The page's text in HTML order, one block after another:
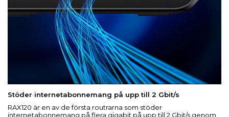
Stöder internetabonnemang på upp till 2 Gbit/s
RAX120 är en av de första routrarna som stöder
internetabonnemang på flera gigabit på upp till 2 Gbit/s genom